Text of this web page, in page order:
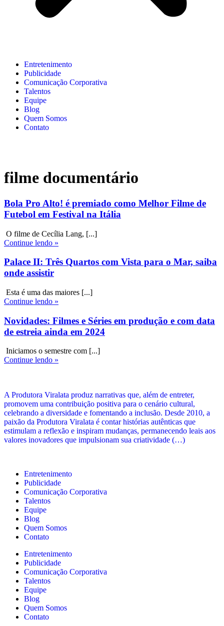
Entretenimento
Publicidade
Comunicação Corporativa
Talentos
Equipe
Blog
Quem Somos
Contato
filme documentário
Bola Pro Alto! é premiado como Melhor Filme de
Futebol em Festival na Itália
O filme de Cecília Lang, [...]
Continue lendo »
Palace II: Três Quartos com Vista para o Mar, saiba
onde assistir
Esta é uma das maiores [...]
Continue lendo »
Novidades: Filmes e Séries em produção e com data
de estreia ainda em 2024
Iniciamos o semestre com [...]
Continue lendo »
A Produtora Viralata produz narrativas que, além de entreter,
promovem uma contribuição positiva para o cenário cultural,
celebrando a diversidade e fomentando a inclusão. Desde 2010, a
paixão da Produtora Viralata é contar histórias autênticas que
estimulam a reflexão e inspiram mudanças, permanecendo leais aos
valores inovadores que impulsionam sua criatividade (…)
Entretenimento
Publicidade
Comunicação Corporativa
Talentos
Equipe
Blog
Quem Somos
Contato
Entretenimento
Publicidade
Comunicação Corporativa
Talentos
Equipe
Blog
Quem Somos
Contato